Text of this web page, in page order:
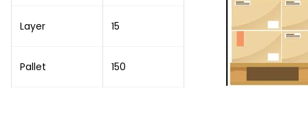
Layer 15
Pallet 150